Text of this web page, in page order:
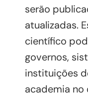
serão
atualizadas.
científico
governos,
instituições
academia